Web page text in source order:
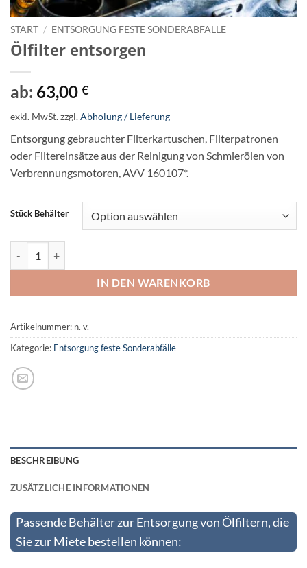
START / ENTSORGUNG FESTE SONDERABFÄLLE
Ölfilter entsorgen
ab: 63,00 €
exkl. MwSt.zzgl.Abholung / Lieferung
Entsorgung gebrauchter Filterkartuschen, Filterpatronen
oder Filtereinsätze aus der Reinigung von Schmierölen von
Verbrennungsmotoren, AVV 160107*.
Stück Behälter
IN DEN WARENKORB
Artikelnummer: n. v.
Kategorie: Entsorgung feste Sonderabfälle
BESCHREIBUNG
ZUSÄTZLICHE INFORMATIONEN
Passende Behälter zur Entsorgung von Ölfiltern, die
Sie zur Miete bestellen können: